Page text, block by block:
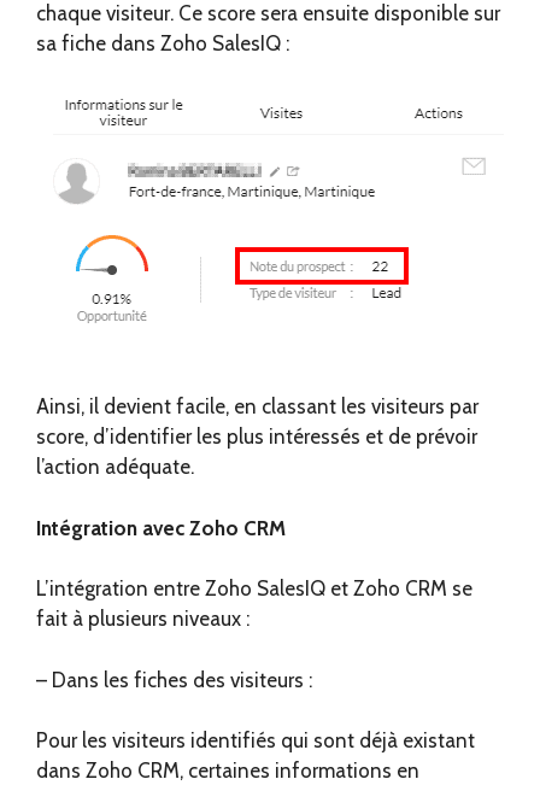
chaque visiteur. Ce score sera ensuite disponible sur
sa fiche dans Zoho SalesIQ :
Ainsi, il devient facile, en classant les visiteurs par
score, d’identifier les plus intéressés et de prévoir
l’action adéquate.
Intégration avec Zoho CRM
L’intégration entre Zoho SalesIQ et Zoho CRM se
fait à plusieurs niveaux :
– Dans les fiches des visiteurs :
Pour les visiteurs identifiés qui sont déjà existant
dans Zoho CRM, certaines informations en